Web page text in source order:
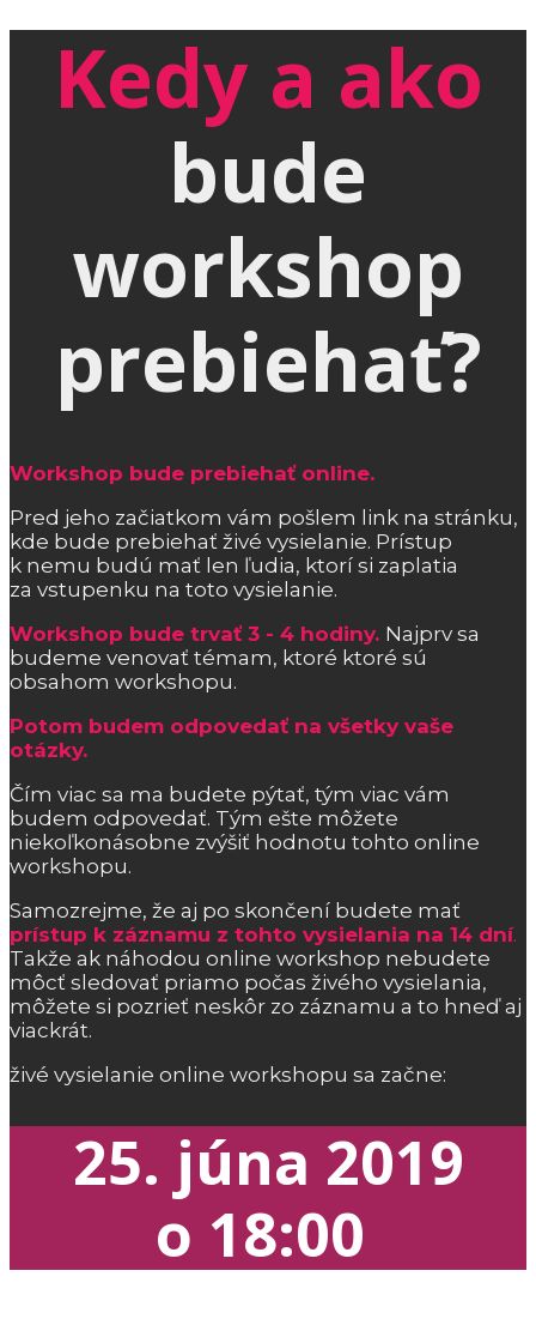
Kedy a ako
bude
workshop
prebiehať?
Workshop bude prebiehať online.
Pred jeho začiatkom vám pošlem link na stránku,
kde bude prebiehať živé vysielanie. Prístup
k nemu budú mať len ľudia, ktorí si zaplatia
za vstupenku na toto vysielanie.
Workshop bude trvať 3 - 4 hodiny. Najprv sa
budeme venovať témam, ktoré ktoré sú
obsahom workshopu.
Potom budem odpovedať na všetky vaše
otázky.
Čím viac sa ma budete pýtať, tým viac vám
budem odpovedať. Tým ešte môžete
niekoľkonásobne zvýšiť hodnotu tohto online
workshopu.
Samozrejme, že aj po skončení budete mať
prístup k záznamu z tohto vysielania na 14 dní.
Takže ak náhodou online workshop nebudete
môcť sledovať priamo počas živého vysielania,
môžete si pozrieť neskôr zo záznamu a to hneď aj
viackrát.
živé vysielanie online workshopu sa začne:
25. júna 2019
o 18:00